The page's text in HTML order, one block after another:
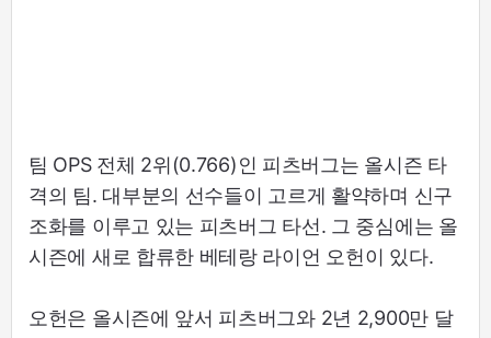
팀 OPS 전체 2위(0.766)인 피츠버그는 올시즌 타
격의 팀. 대부분의 선수들이 고르게 활약하며 신구
조화를 이루고 있는 피츠버그 타선. 그 중심에는 올
시즌에 새로 합류한 베테랑 라이언 오헌이 있다.
오헌은 올시즌에 앞서 피츠버그와 2년 2,900만 달